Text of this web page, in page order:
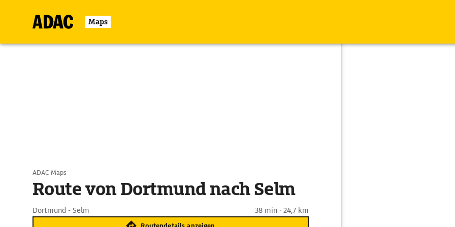
Maps
ADAC Maps
Route von Dortmund nach Selm
Dortmund - Selm 38 min · 24,7 km